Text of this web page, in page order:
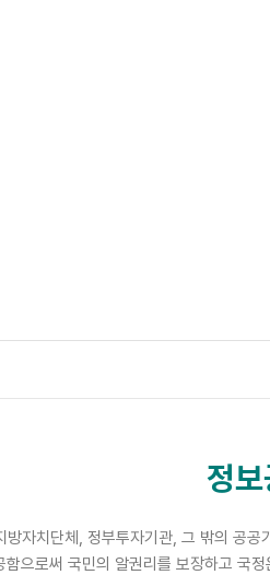
정
방자치단체, 정부투자기관, 그 밖의 공
함으로써 국민의 알권리를 보장하고 국